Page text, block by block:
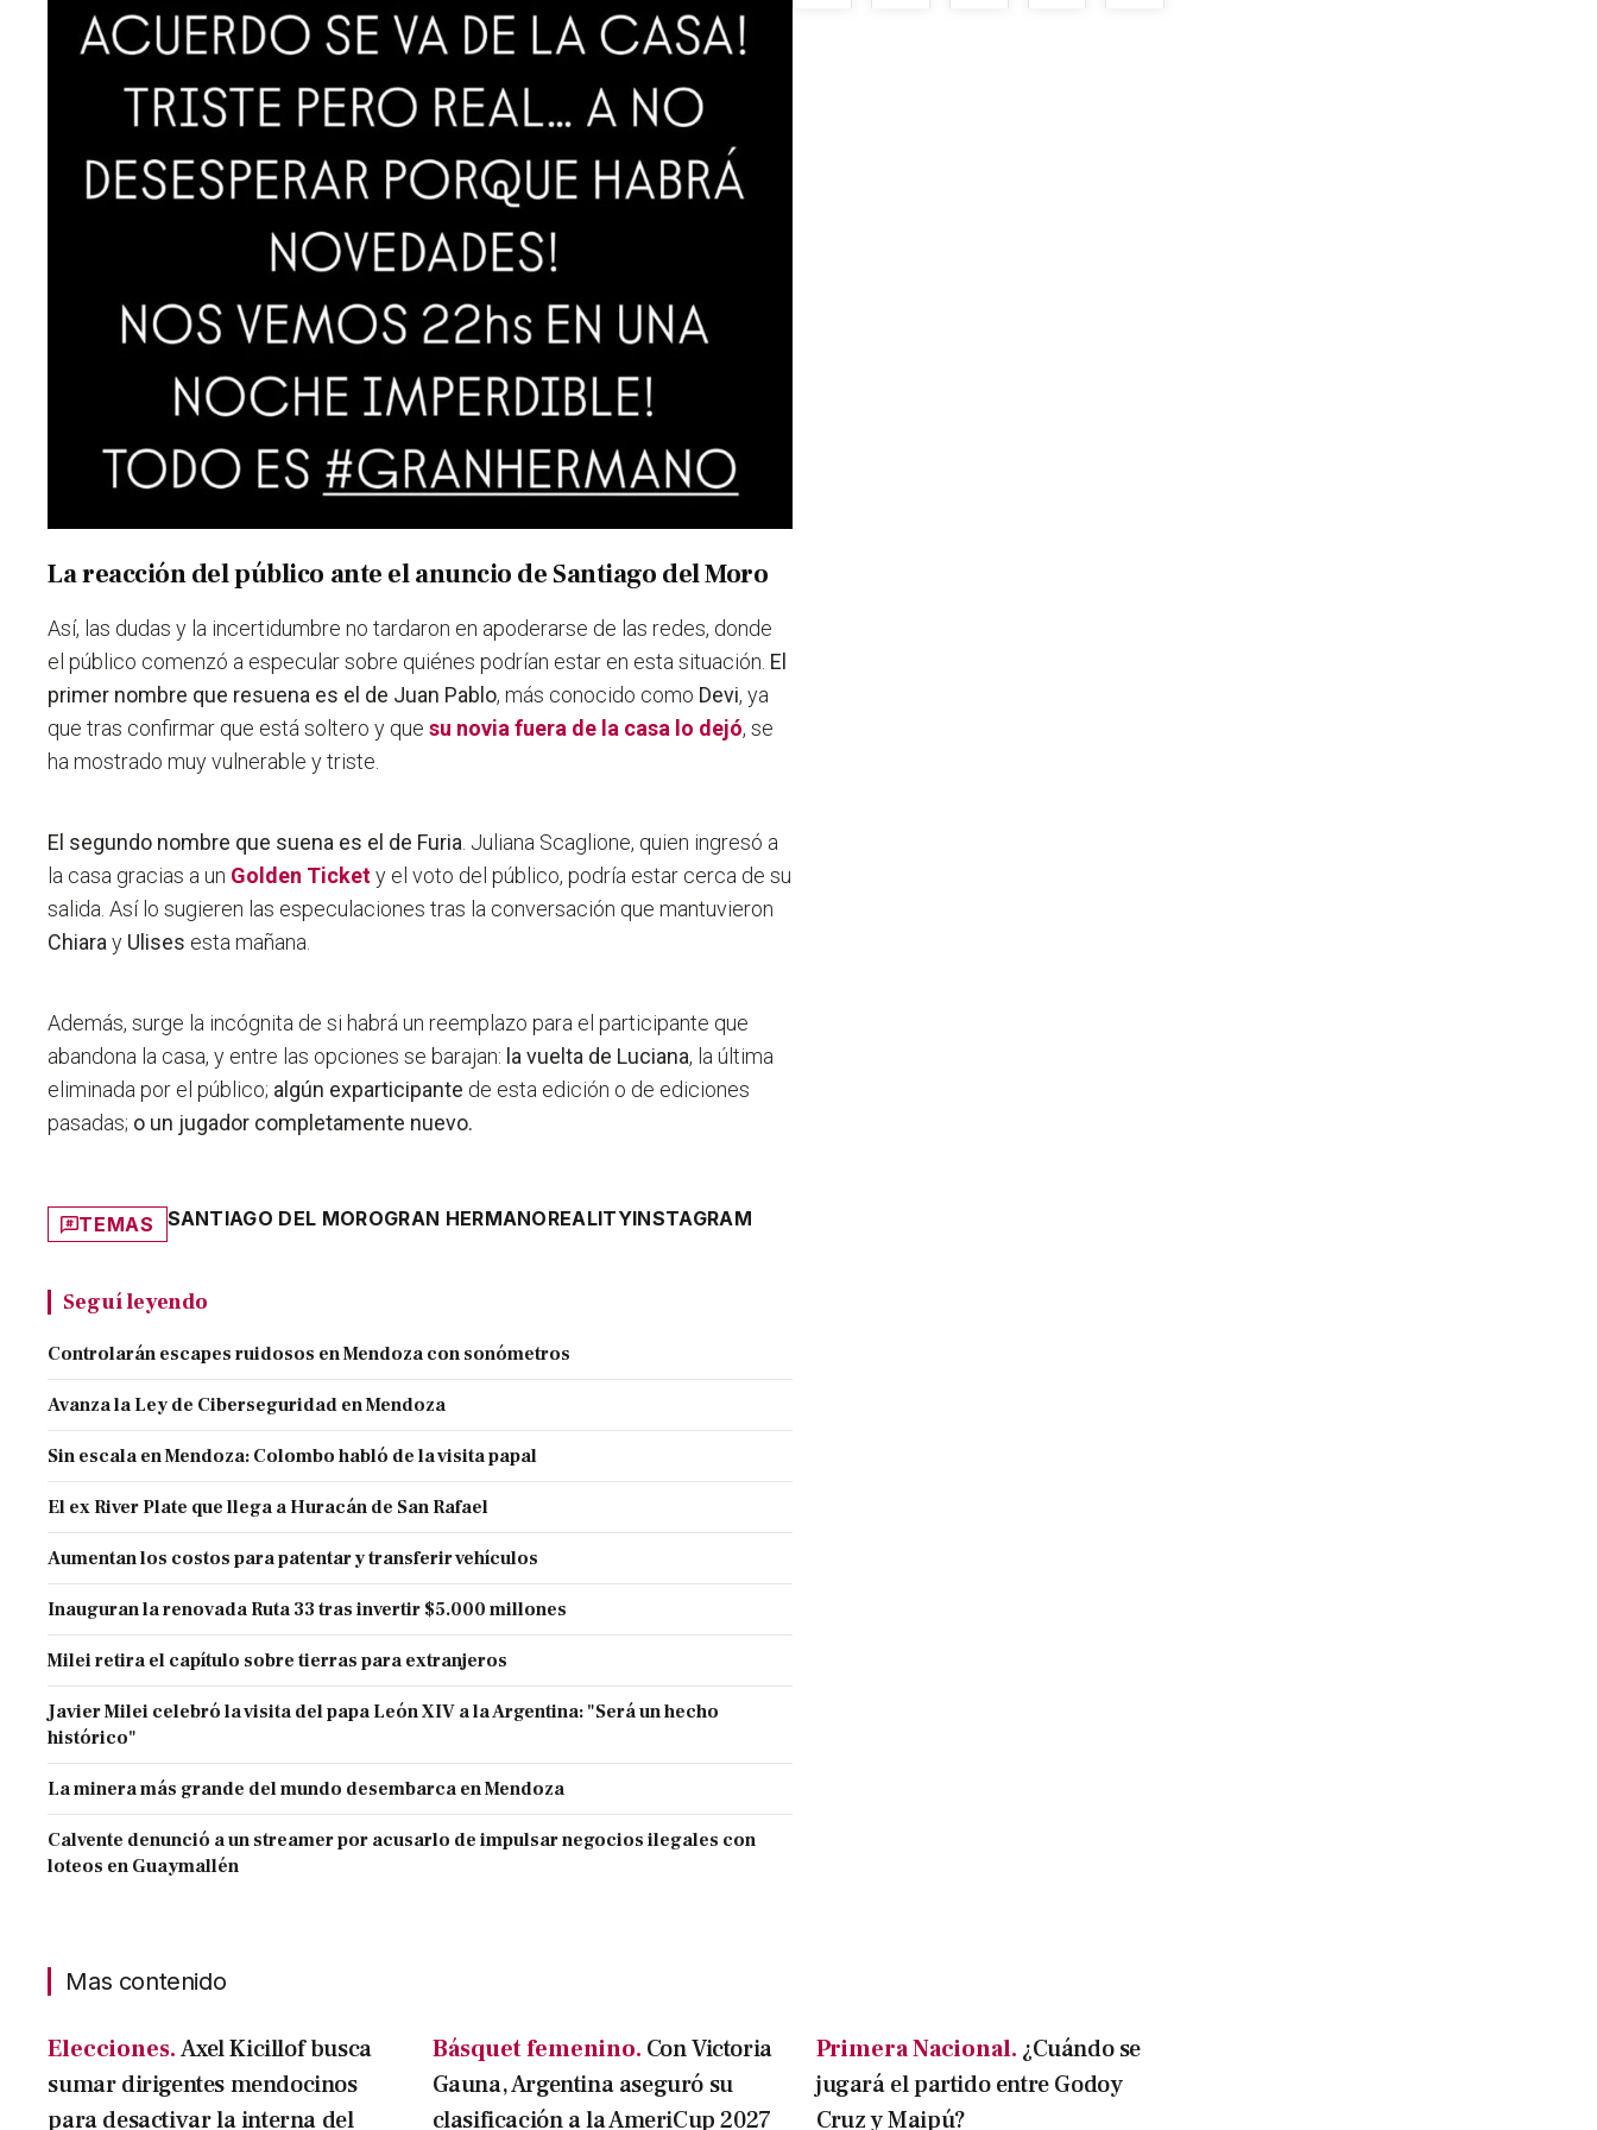
La reacción del público ante el anuncio de Santiago del Moro
Así, las dudas y la incertidumbre no tardaron en apoderarse de las redes, donde
el público comenzó a especular sobre quiénes podrían estar en esta situación. El
primer nombre que resuena es el de Juan Pablo, más conocido como Devi, ya
que tras confirmar que está soltero y que su novia fuera de la casa lo dejó, se
ha mostrado muy vulnerable y triste.
El segundo nombre que suena es el de Furia. Juliana Scaglione, quien ingresó a
la casa gracias a un Golden Tickety el voto del público, podría estar cerca de su
salida. Así lo sugieren las especulaciones tras la conversación que mantuvieron
Chiaray Ulises esta mañana.
Además,surge la incógnita de si habrá un reemplazo para el participante que
abandona la casa, y entre las opciones se barajan: la vuelta de Luciana, la última
eliminada por el público; algún exparticipante de esta edición o de ediciones
pasadas; o un jugador completamente nuevo.
TEMAS SANTIAGO DEL MOROGRAN HERMANOREALITYINSTAGRAM
Seguí leyendo
Controlarán escapes ruidosos en Mendoza con sonómetros
Avanza la Ley de Ciberseguridad en Mendoza
Sin escala en Mendoza: Colombo habló de la visita papal
El ex River Plate que llega a Huracán de San Rafael
Aumentan los costos para patentar y transferir vehículos
Inauguran la renovada Ruta 33 tras invertir $5.000 millones
Milei retira el capítulo sobre tierras para extranjeros
Javier Milei celebró la visita del papa León XIV a la Argentina: "Será un hecho
histórico"
La minera más grande del mundo desembarca en Mendoza
Calvente denunció a un streamer por acusarlo de impulsar negocios ilegales con
loteos en Guaymallén
Mas contenido
Elecciones. Axel Kicillof busca
sumar dirigentes mendocinos
para desactivar la interna del
Básquet femenino. Con Victoria
Gauna, Argentina aseguró su
clasificación a la AmeriCup 2027
Primera Nacional. ¿Cuándo se
jugará el partido entre Godoy
Cruz y Maipú?